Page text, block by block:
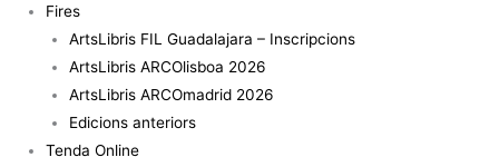
Fires
ArtsLibris FIL Guadalajara – Inscripcions
ArtsLibris ARCOlisboa 2026
ArtsLibris ARCOmadrid 2026
Edicions anteriors
Tenda Online